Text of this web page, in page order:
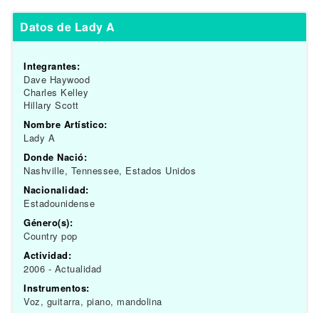
Datos de Lady A
Integrantes:
Dave Haywood
Charles Kelley
Hillary Scott
Nombre Artístico:
Lady A
Donde Nació:
Nashville, Tennessee, Estados Unidos
Nacionalidad:
Estadounidense
Género(s):
Country pop
Actividad:
2006 - Actualidad
Instrumentos:
Voz, guitarra, piano, mandolina